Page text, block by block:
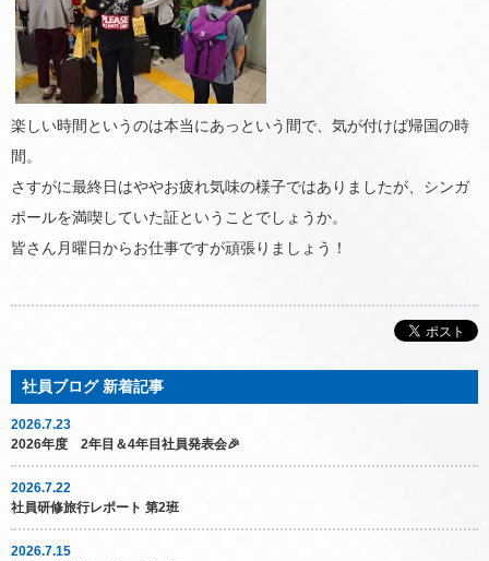
楽しい時間というのは本当にあっという間で、気が付けば帰国の時
間。
さすがに最終日はややお疲れ気味の様子ではありましたが、シンガ
ポールを満喫していた証ということでしょうか。
皆さん月曜日からお仕事ですが頑張りましょう！
2026.7.23
2026年度 2年目＆4年目社員発表会🎉
2026.7.22
社員研修旅行レポート 第2班
2026.7.15